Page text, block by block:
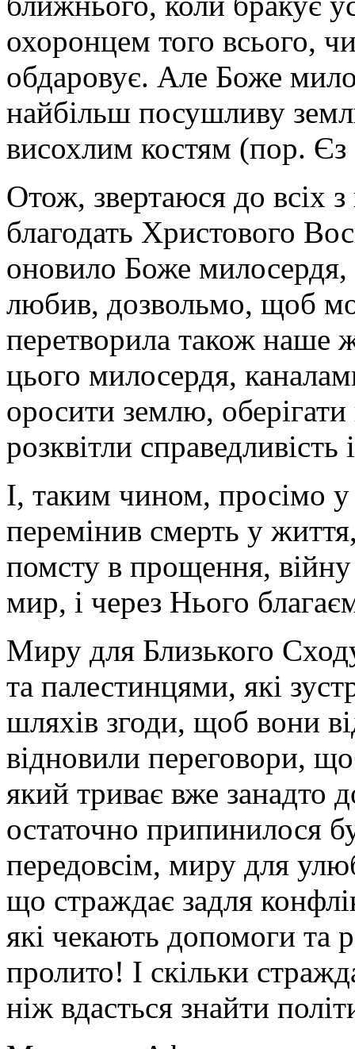
охоронцем того всього,
обдаровує. Але Боже
найбільш посушливу
висохлим костям (пор.
Отож, звертаюся до всіх
благодать Христового
оновило Боже
любив, дозвольмо, щоб
перетворила також наше
цього милосердя,
оросити землю,
розквітли справедливість
І, таким чином, просімо
перемінив смерть у
помсту в прощення,
мир, і через Нього
Миру для Близького
та палестинцями, які
шляхів згоди, щоб вони
відновили переговори,
який триває вже занадто
остаточно припинилося
передовсім, миру для
що страждає задля
які чекають допомоги та
пролито! І скільки
ніж вдасться знайти